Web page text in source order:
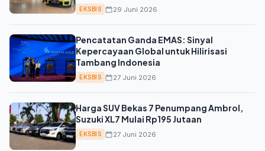
EKSBIS 29 Juni 2026
Pencatatan Ganda EMAS: Sinyal
Kepercayaan Global untuk Hilirisasi
Tambang Indonesia
EKSBIS 27 Juni 2026
Harga SUV Bekas 7 Penumpang Ambrol,
Suzuki XL7 Mulai Rp195 Jutaan
EKSBIS 27 Juni 2026